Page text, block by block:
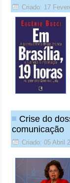
Criado: 17
Crise do
comunicação
Criado: 05 Abril